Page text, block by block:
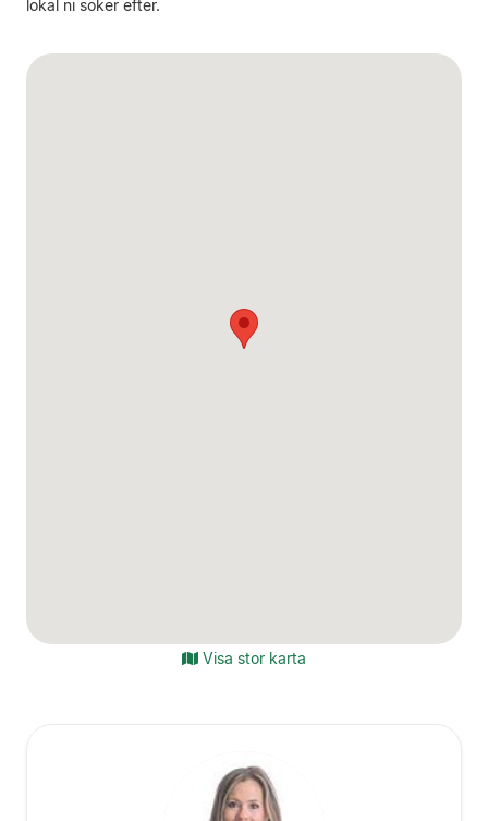
lokal ni söker efter.
Visa stor karta